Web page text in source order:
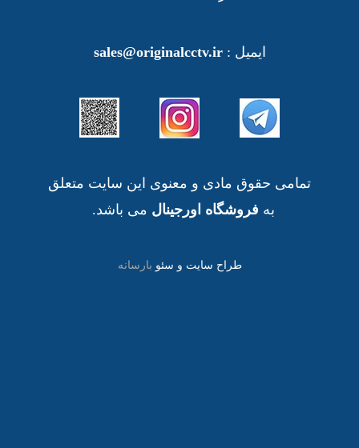
ایمیل :sales@originalcctv.ir
تمامی حقوق مادی و معنوی این سایت متعلق
به فروشگاه اورجینال می باشد.
طراح سایت و سئو بارسانه